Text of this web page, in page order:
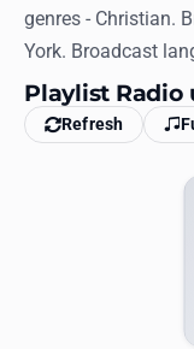
Log in
English
RadioSpinner
genres - Christian.
York. Broadcast
Playlist Radio
Refresh